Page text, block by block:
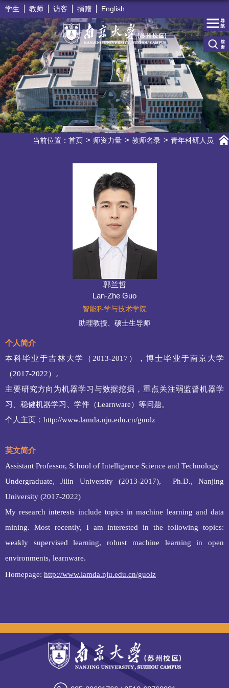
学生 教师 访客 捐赠 English
当前位置： 首页 师资力量 教师名录 青年科研人员
郭兰哲
Lan-Zhe Guo
智能科学与技术学院
助理教授、硕士生导师
个人简介
本科毕业于吉林大学（2013-2017），博士毕业于南京大学
（2017-2022）。
主要研究方向为机器学习与数据挖掘，重点关注弱监督机器学
习、稳健机器学习、学件（Learnware）等问题。
个人主页： http://www.lamda.nju.edu.cn/guolz
英文简介
Assistant Professor, School of Intelligence Science and Technology
Undergraduate, Jilin University (2013-2017), Ph.D., Nanjing
University (2017-2022)
My research interests include topics in machine learning and data
mining. Most recently, I am interested in the following topics:
weakly supervised learning, robust machine learning in open
environments, learnware.
Homepage: http://www.lamda.nju.edu.cn/guolz